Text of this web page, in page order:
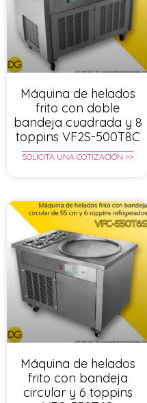
Máquina de helados
frito con doble
bandeja cuadrada y 8
toppins VF2S-500T8C
SOLICITA UNA COTIZACIÓN >>
Máquina de helados
frito con bandeja
circular y 6 toppins